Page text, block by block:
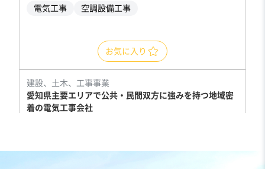
電気工事 空調設備工事
お気に入り
建設、土木、工事事業
愛知県主要エリアで公共・民間双方に強みを持つ地域密
着の電気工事会社